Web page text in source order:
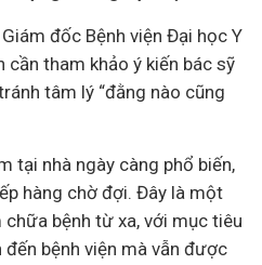
đốc Bệnh viện Đại học Y
cần tham khảo ý kiến bác sỹ
tâm lý “đằng nào cũng
tại nhà ngày càng phổ biến,
hàng chờ đợi. Đây là một
bệnh từ xa, với mục tiêu
bệnh viện mà vẫn được